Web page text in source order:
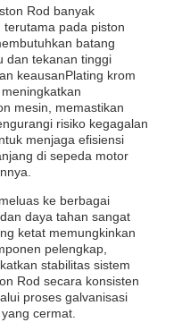
Rod banyak
pada piston
batang
dan tekanan tinggi
keausanPlating krom
mesin, memastikan
risiko kegagalan
menjaga efisiensi
di sepeda motor
ke berbagai
daya tahan sangat
ketat memungkinkan
pelengkap,
stabilitas sistem
Rod secara konsisten
proses galvanisasi
cermat.